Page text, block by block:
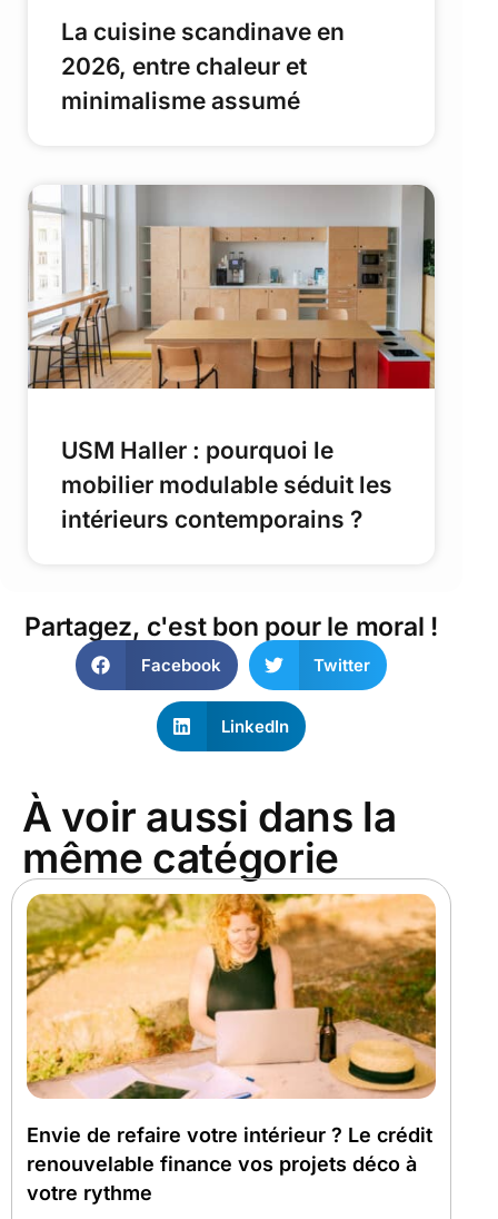
La cuisine scandinave en
2026, entre chaleur et
minimalisme assumé
USM Haller : pourquoi le
mobilier modulable séduit les
intérieurs contemporains ?
Partagez, c'est bon pour le moral !
Facebook Twitter
LinkedIn
À voir aussi dans la
même catégorie
Envie de refaire votre intérieur ? Le crédit
renouvelable finance vos projets déco à
votre rythme